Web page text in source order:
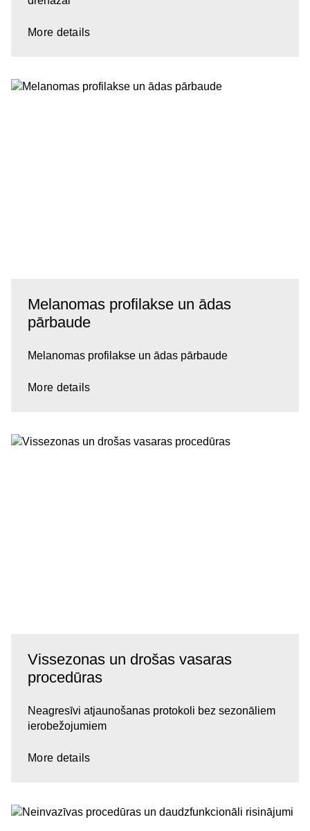
More details
Melanomas profilakse un ādas
pārbaude
Melanomas profilakse un ādas pārbaude
More details
Vissezonas un drošas vasaras
procedūras
Neagresīvi atjaunošanas protokoli bez sezonāliem
ierobežojumiem
More details